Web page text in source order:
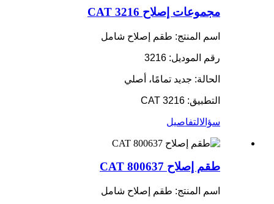
مجموعات إصلاح CAT 3216
اسم المنتج: طقم إصلاح شامل
رقم الموديل: 3216
الحالة: جديد تمامًا، أصلي
التطبيق: CAT 3216
سؤالالتفاصيل
طقم إصلاح CAT 800637
اسم المنتج: طقم إصلاح شامل